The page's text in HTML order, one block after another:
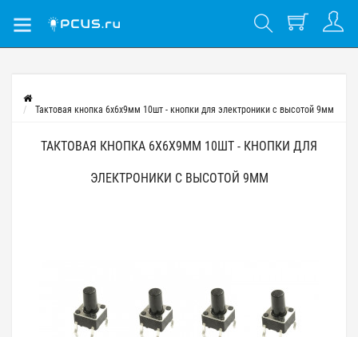
Тактовая кнопка 6x6x9мм 10шт - кнопки для электроники с высотой 9мм
ТАКТОВАЯ КНОПКА 6X6X9ММ 10ШТ - КНОПКИ ДЛЯ
ЭЛЕКТРОНИКИ С ВЫСОТОЙ 9ММ